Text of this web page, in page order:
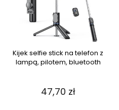
Kijek selfie stick na telefon z
lampą, pilotem, bluetooth
47,70 zł